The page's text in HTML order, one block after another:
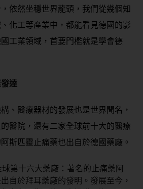
依然坐穩世界龍頭，我們從幾個知
化工等產業中，都能看見德國的影
工業領域，首要門檻就是學會德
達
、醫療器材的發展也是世界聞名，
醫院 ，還有二家全球前十大的醫療
阿斯匹靈止痛藥也出自於德國藥廠。
第十六大藥廠：著名的止痛藥阿
自於拜耳藥廠的發明。發展至今，